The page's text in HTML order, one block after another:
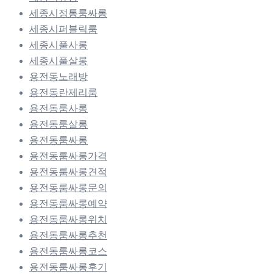
세종시정통룸싸롱
세종시퍼블릭룸
세종시풀사롱
세종시풀살롱
용전동노래방
용전동란제리룸
용전동룸사롱
용전동룸살롱
용전동룸싸롱
용전동룸싸롱가격
용전동룸싸롱견적
용전동룸싸롱문의
용전동룸싸롱예약
용전동룸싸롱위치
용전동룸싸롱추천
용전동룸싸롱코스
용전동룸싸롱후기